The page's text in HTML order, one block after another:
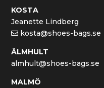
KOSTA
Jeanette Lindberg
kosta@shoes-bags.se
ÄLMHULT
almhult@shoes-bags.se
MALMÖ